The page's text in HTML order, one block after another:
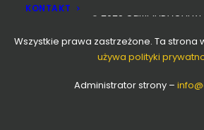
KONTAKT
© 2025
Wszystkie prawa zastrzeżone. Ta strona
używa polityki
Administrator strony – info